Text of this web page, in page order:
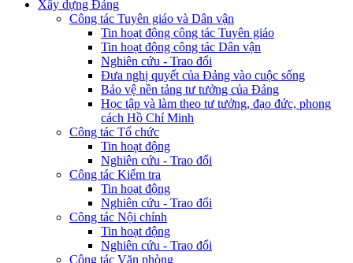
Xây dựng Đảng
Công tác Tuyên giáo và Dân vận
Tin hoạt động công tác Tuyên giáo
Tin hoạt động công tác Dân vận
Nghiên cứu - Trao đổi
Đưa nghị quyết của Đảng vào cuộc sống
Bảo vệ nền tảng tư tưởng của Đảng
Học tập và làm theo tư tưởng, đạo đức, phong
cách Hồ Chí Minh
Công tác Tổ chức
Tin hoạt động
Nghiên cứu - Trao đổi
Công tác Kiểm tra
Tin hoạt động
Nghiên cứu - Trao đổi
Công tác Nội chính
Tin hoạt động
Nghiên cứu - Trao đổi
Công tác Văn phòng